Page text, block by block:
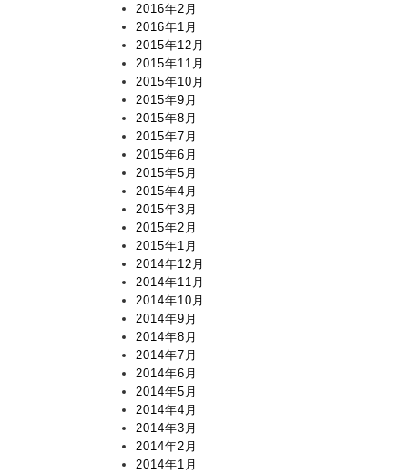
2016年2月
2016年1月
2015年12月
2015年11月
2015年10月
2015年9月
2015年8月
2015年7月
2015年6月
2015年5月
2015年4月
2015年3月
2015年2月
2015年1月
2014年12月
2014年11月
2014年10月
2014年9月
2014年8月
2014年7月
2014年6月
2014年5月
2014年4月
2014年3月
2014年2月
2014年1月